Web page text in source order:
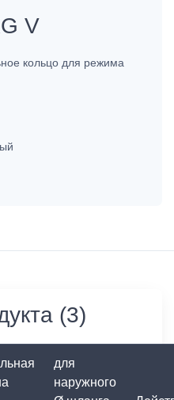
V
кольцо для режима
(3)
для
наружного